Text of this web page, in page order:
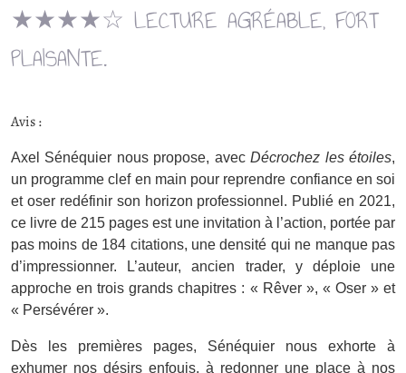
★★★★☆ LECTURE AGRÉABLE, FORT
PLAISANTE.
Avis :
Axel Sénéquier nous propose, avecDécrochez les étoiles,
un programme clef en main pour reprendre confiance en soi
et oser redéfinir son horizon professionnel. Publié en 2021,
ce livre de 215 pages est une invitation à l’action, portée par
pas moins de 184 citations, une densité qui ne manque pas
d’impressionner. L’auteur, ancien trader, y déploie une
approche en trois grands chapitres : « Rêver », « Oser » et
« Persévérer ».
Dès les premières pages, Sénéquier nous exhorte à
exhumer nos désirs enfouis, à redonner une place à nos